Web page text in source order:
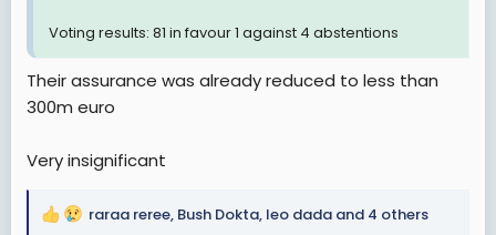
Voting results: 81 in favour 1 against 4 abstentions
Their assurance was already reduced to less than
300m euro
Very insignificant
R
raraa reree, Bush Dokta, leo dada and 4 others